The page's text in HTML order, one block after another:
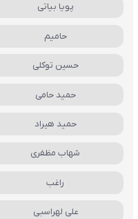
پویا بیاتی
حامیم
حسین توکلی
حمید حامی
حمید هیراد
شهاب مظفری
راغب
علی لهراسبی